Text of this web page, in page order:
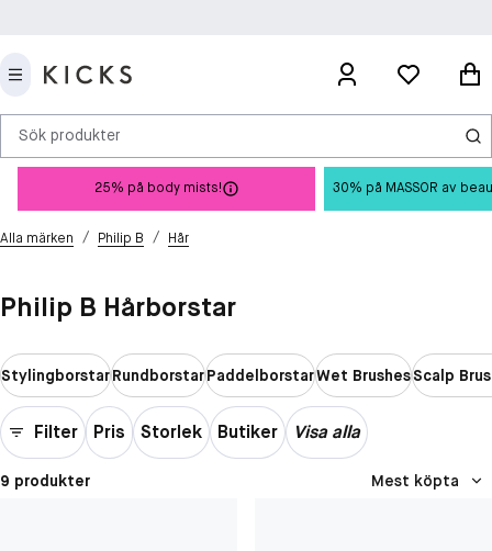
Sök produkter
25% på body mists! 30% på MASSOR av
Alla märken / Philip B / Hår
Philip B Hårborstar
StylingborstarRundborstarPaddelborstarWet BrushesScalp
Filter Pris Storlek Butiker Visa alla
9 produkter Mest köpta